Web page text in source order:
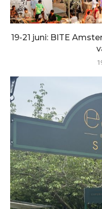
19-21 juni: BITE